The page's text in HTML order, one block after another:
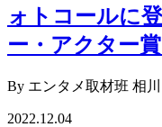
ォトコールに
ー・アクター賞
By エンタメ取材班 相
2022.12.04